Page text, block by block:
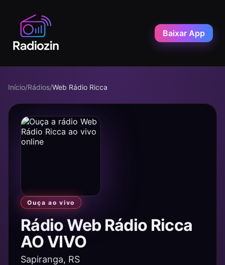
Baixar App
Início/Rádios/Web Rádio Ricca
Ouça ao vivo
Rádio Web Rádio Ricca
AO VIVO
Sapiranga, RS